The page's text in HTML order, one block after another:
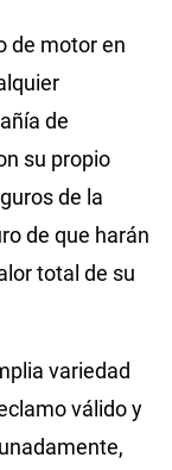
de motor en
de
su propio
de la
de que harán
total de su
variedad
válido y